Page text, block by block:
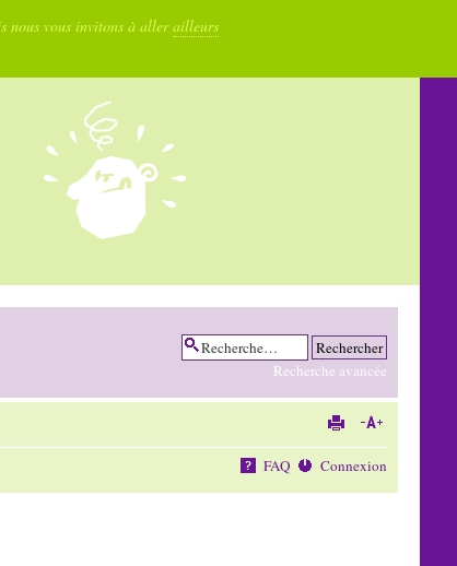
nous vous invitons à allerailleurs
Recherche avancée
FAQ Connexion